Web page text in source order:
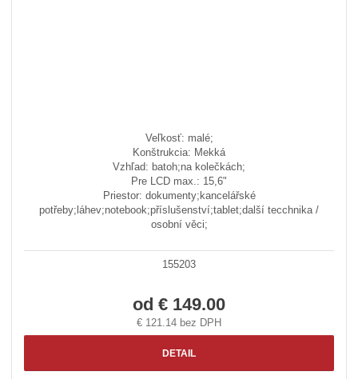
Veľkosť: malé;
Konštrukcia: Mekká
Vzhľad: batoh;na kolečkách;
Pre LCD max.: 15,6"
Priestor: dokumenty;kancelářské
potřeby;láhev;notebook;příslušenství;tablet;další tecchnika /
osobní věci;
155203
od € 149.00
€ 121.14 bez DPH
DETAIL